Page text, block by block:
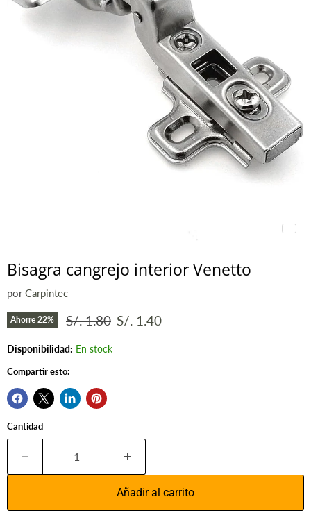
Bisagra cangrejo interior Venetto
porCarpintec
Ahorre 22% Precio original
S/. 1.80 Precio actual
S/. 1.40
Disponibilidad: En stock
Compartir esto:
Cantidad
Añadir al carrito